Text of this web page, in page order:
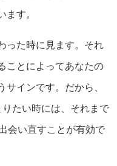
ます。
った時に見ます。それ
ことによってあなたの
サインです。だから、
たい時には、それまで
会い直すことが有効で